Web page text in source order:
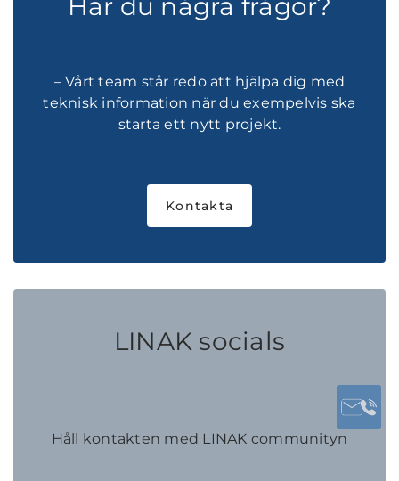
Har du några frågor?
– Vårt team står redo att hjälpa dig med
teknisk information när du exempelvis ska
starta ett nytt projekt.
Kontakta
LINAK socials
Håll kontakten med LINAK communityn